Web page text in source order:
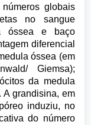
globais
no sangue
óssea e baço
diferencial
óssea (em
Giemsa);
da medula
A grandisina, em
induziu, no
do número